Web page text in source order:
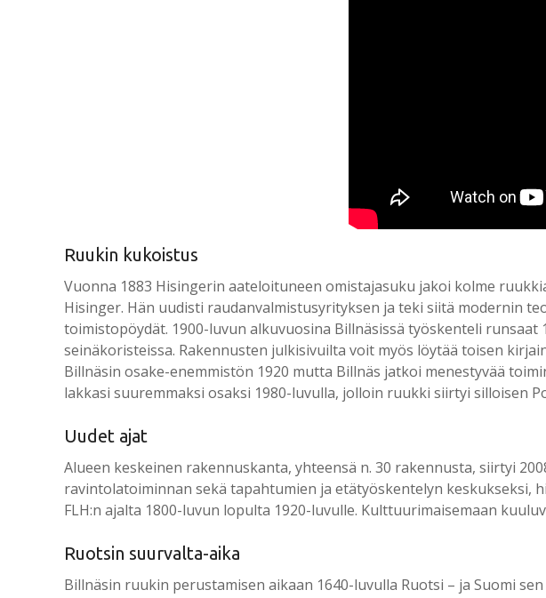
Ruukin kukoistus
Vuonna 1883 Hisingerin aateloituneen omistajasuku jakoi kolme
Hisinger. Hän uudisti raudanvalmistusyrityksen ja teki siitä modernin
toimistopöydät. 1900-luvun alkuvuosina Billnäsissä työskenteli
seinäkoristeissa. Rakennusten julkisivuilta voit myös löytää toisen
Billnäsin osake-enemmistön 1920 mutta Billnäs jatkoi menestyvää
lakkasi suuremmaksi osaksi 1980-luvulla, jolloin ruukki siirtyi silloisen
Uudet ajat
Alueen keskeinen rakennuskanta, yhteensä n. 30 rakennusta, siirtyi
ravintolatoiminnan sekä tapahtumien ja etätyöskentelyn keskukseksi,
FLH:n ajalta 1800-luvun lopulta 1920-luvulle. Kulttuurimaisemaan
Ruotsin suurvalta-aika
Billnäsin ruukin perustamisen aikaan 1640-luvulla Ruotsi – ja Suomi